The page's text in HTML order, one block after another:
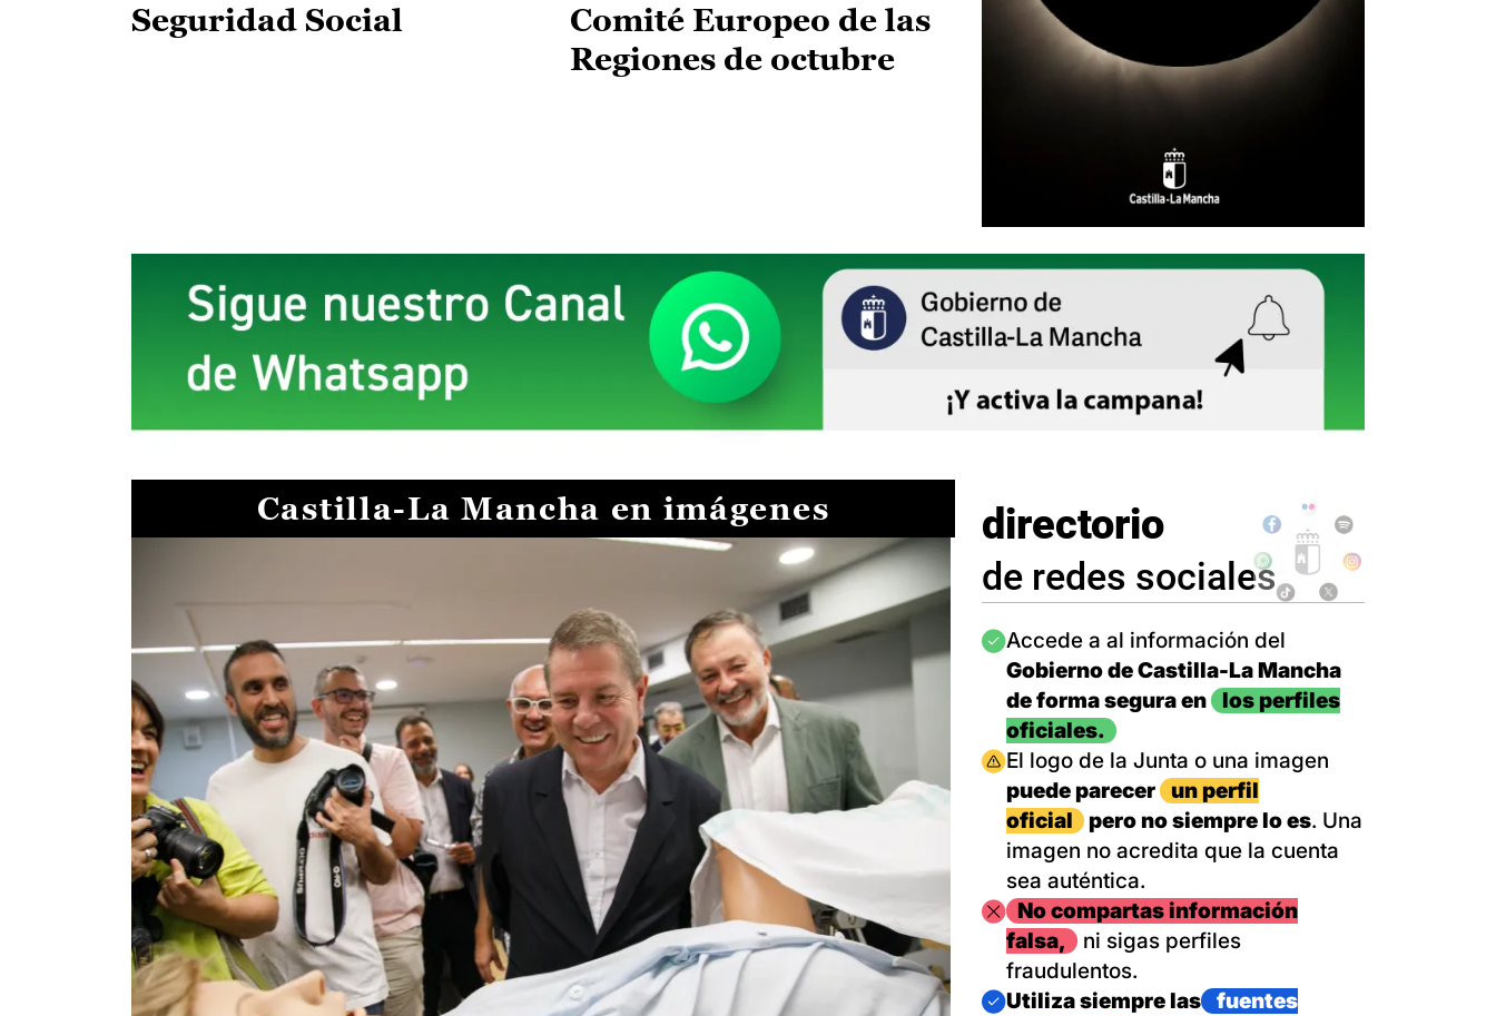
Seguridad Social
Comité Europeo de las
Regiones de octubre
Castilla-La Mancha en imágenes directorio
de redes sociales
Imagen
Accede a al información del
Gobierno de Castilla-La Mancha
de forma segura en
los perfiles
oficiales.
Imagen
El logo de la Junta o una imagen
puede parecer
un perfil
oficial
pero no siempre lo es. Una
imagen no acredita que la cuenta
sea auténtica.
ImagenNo compartas información
falsa,
ni sigas perfiles
fraudulentos.
Imagen
Utiliza siempre las
fuentes